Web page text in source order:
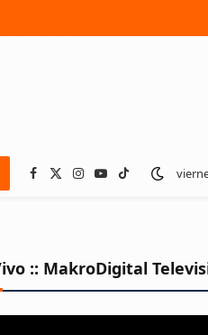
Facebook
X
Instagram
YouTube
TikTok
:: MakroDigital